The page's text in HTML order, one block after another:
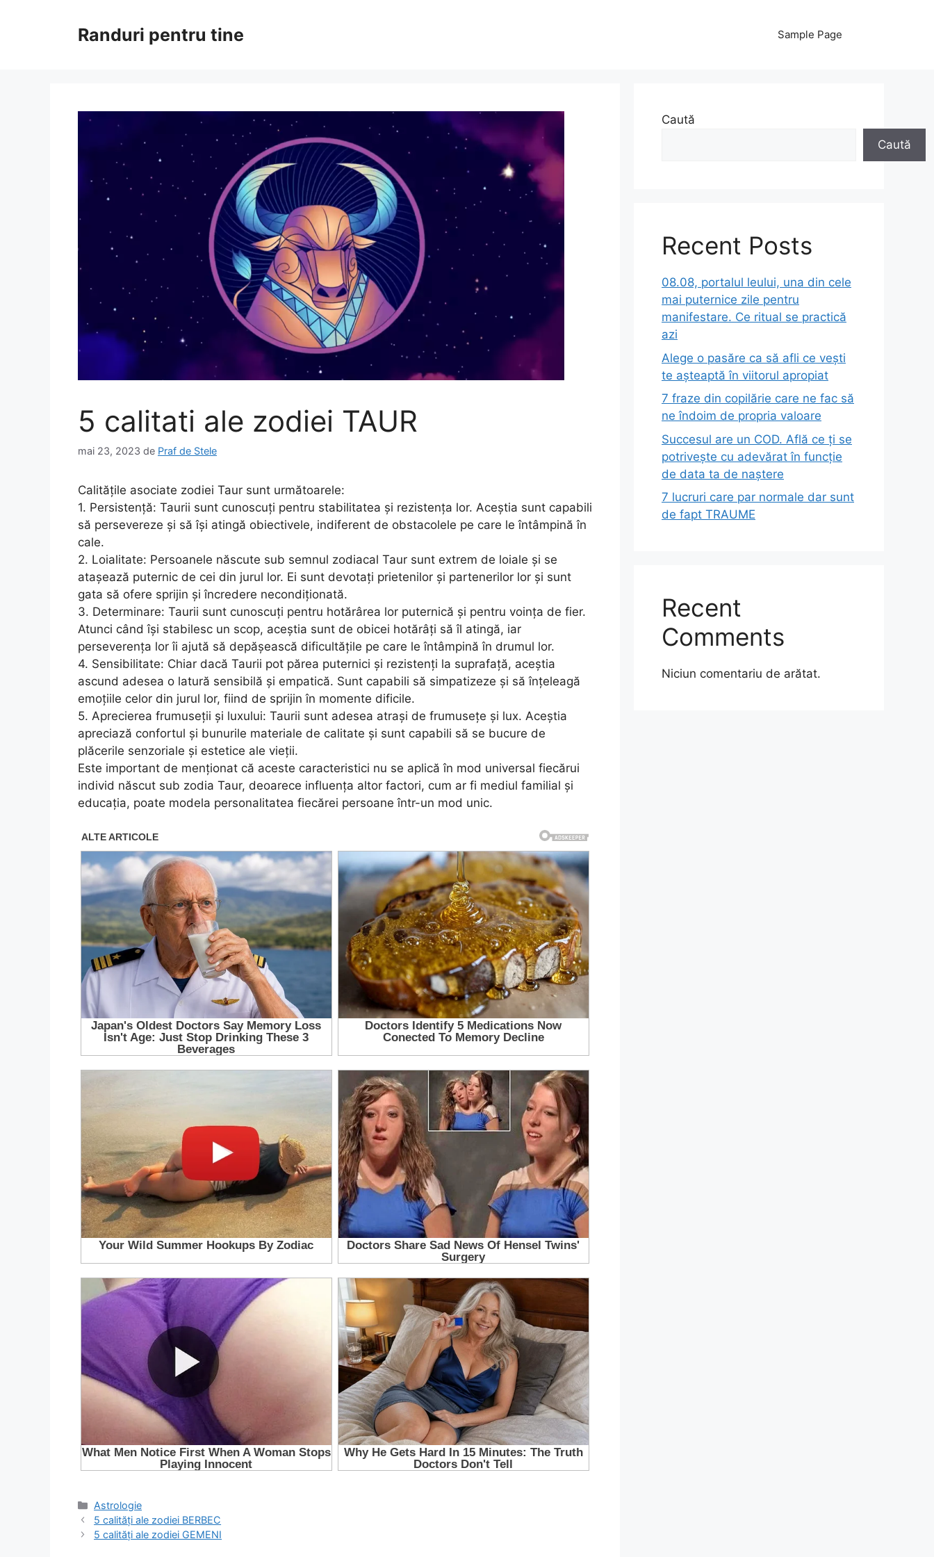
Randuri pentru tine Sample Page
5 calitati ale zodiei TAUR
mai 23, 2023 de Praf de Stele
Calitățile asociate zodiei Taur sunt următoarele:
1. Persistență: Taurii sunt cunoscuți pentru stabilitatea și rezistența lor. Aceștia sunt capabili
să persevereze și să își atingă obiectivele, indiferent de obstacolele pe care le întâmpină în
cale.
2. Loialitate: Persoanele născute sub semnul zodiacal Taur sunt extrem de loiale și se
atașează puternic de cei din jurul lor. Ei sunt devotați prietenilor și partenerilor lor și sunt
gata să ofere sprijin și încredere necondiționată.
3. Determinare: Taurii sunt cunoscuți pentru hotărârea lor puternică și pentru voința de fier.
Atunci când își stabilesc un scop, aceștia sunt de obicei hotărâți să îl atingă, iar
perseverența lor îi ajută să depășească dificultățile pe care le întâmpină în drumul lor.
4. Sensibilitate: Chiar dacă Taurii pot părea puternici și rezistenți la suprafață, aceștia
ascund adesea o latură sensibilă și empatică. Sunt capabili să simpatizeze și să înțeleagă
emoțiile celor din jurul lor, fiind de sprijin în momente dificile.
5. Aprecierea frumuseții și luxului: Taurii sunt adesea atrași de frumusețe și lux. Aceștia
apreciază confortul și bunurile materiale de calitate și sunt capabili să se bucure de
plăcerile senzoriale și estetice ale vieții.
Este important de menționat că aceste caracteristici nu se aplică în mod universal fiecărui
individ născut sub zodia Taur, deoarece influența altor factori, cum ar fi mediul familial și
educația, poate modela personalitatea fiecărei persoane într-un mod unic.
Categorii
Astrologie
5 calități ale zodiei BERBEC
5 calități ale zodiei GEMENI
Caută
Caută
Recent Posts
08.08, portalul leului, una din cele
mai puternice zile pentru
manifestare. Ce ritual se practică
azi
Alege o pasăre ca să afli ce vești
te așteaptă în viitorul apropiat
7 fraze din copilărie care ne fac să
ne îndoim de propria valoare
Succesul are un COD. Află ce ți se
potrivește cu adevărat în funcție
de data ta de naștere
7 lucruri care par normale dar sunt
de fapt TRAUME
Recent
Comments
Niciun comentariu de arătat.